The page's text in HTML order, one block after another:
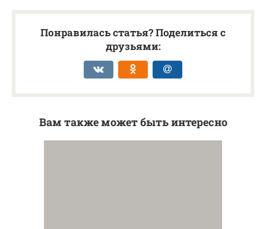
Понравилась статья? Поделиться с
друзьями:
Вам также может быть интересно